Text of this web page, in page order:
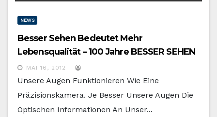
NEWS
Besser Sehen Bedeutet Mehr
Lebensqualität – 100 Jahre BESSER SEHEN
Mit ZEISS
MAI 16, 2012
Unsere Augen Funktionieren Wie Eine
Präzisionskamera. Je Besser Unsere Augen Die
Optischen Informationen An Unser...